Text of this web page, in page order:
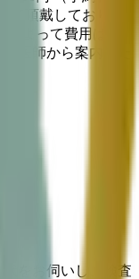
て頂戴しておりま
よって費用は変
医師から案内いた
をお伺いし、検査